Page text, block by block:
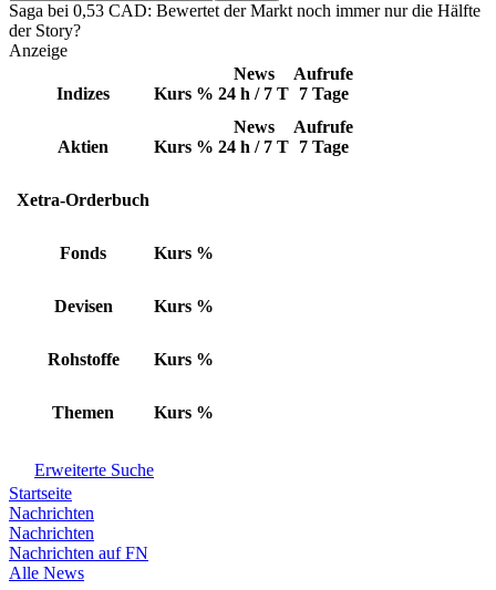
Saga bei 0,53 CAD: Bewertet der Markt noch immer nur die Hälfte
der Story?
Anzeige
Indizes Kurs %
News
24 h / 7 T
Aufrufe
7 Tage
Aktien Kurs %
News
24 h / 7 T
Aufrufe
7 Tage
Xetra-Orderbuch
Fonds Kurs %
Devisen Kurs %
Rohstoffe Kurs %
Themen Kurs %
Erweiterte Suche
Startseite
Nachrichten
Nachrichten
Nachrichten auf FN
Alle News